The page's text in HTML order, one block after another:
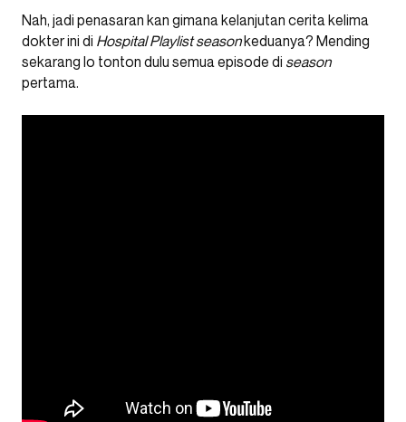
Nah, jadi penasaran kan gimana kelanjutan cerita kelima
dokter ini di Hospital Playlist seasonkeduanya? Mending
sekarang lo tonton dulu semua episode di season
pertama.